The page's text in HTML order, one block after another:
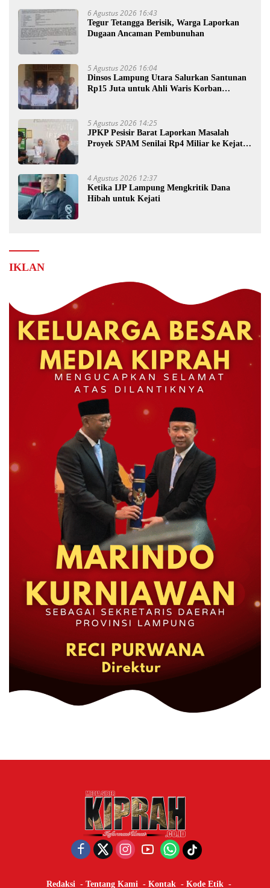
6 Agustus 2026 16:43
Tegur Tetangga Berisik, Warga Laporkan
Dugaan Ancaman Pembunuhan
5 Agustus 2026 16:04
Dinsos Lampung Utara Salurkan Santunan
Rp15 Juta untuk Ahli Waris Korban
5 Agustus 2026 14:25
JPKP Pesisir Barat Laporkan Masalah
Proyek SPAM Senilai Rp4 Miliar ke Kejati
4 Agustus 2026 12:37
Ketika IJP Lampung Mengkritik Dana
Hibah untuk Kejati
IKLAN
Redaksi Tentang Kami Kontak Kode Etik